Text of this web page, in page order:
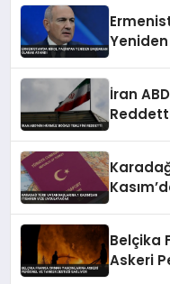
İran
Belçika
Askeri